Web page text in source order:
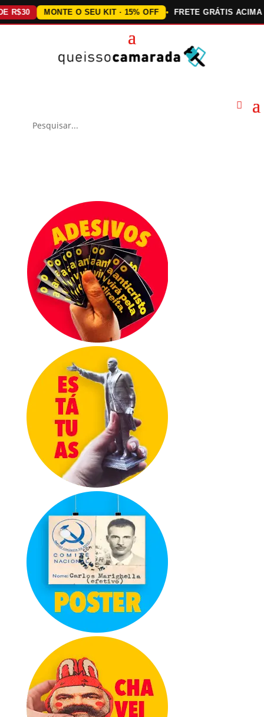
MONTE O SEU KIT · 15% OFF FRETE GRÁTIS ACIMA DE